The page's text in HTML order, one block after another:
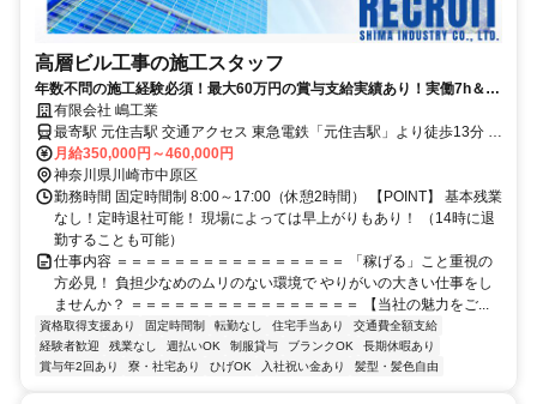
高層ビル工事の施工スタッフ
年数不問の施工経験必須！最大60万円の賞与支給実績あり！実働7h＆残
業なし｜社宅3万円・賞与年2回<br>
有限会社 嶋工業
最寄駅 元住吉駅 交通アクセス 東急電鉄「元住吉駅」より徒歩13分 ※
上記は営業所へのアクセス情報 【実際の現場】 神奈川県内・東京都
内がメインです。 【POINT】 ・転勤なし！腰を据えて働けます！ ・
現場によって直行直帰OK！ 事務所集合で乗り合わせもOK！
月給350,000円～460,000円
神奈川県川崎市中原区
勤務時間 固定時間制 8:00～17:00（休憩2時間） 【POINT】 基本残業
なし！定時退社可能！ 現場によっては早上がりもあり！ （14時に退
勤することも可能）
仕事内容 ＝＝＝＝＝＝＝＝＝＝＝＝＝＝＝＝ 「稼げる」こと重視の
方必見！ 負担少なめのムリのない環境で やりがいの大きい仕事をし
ませんか？ ＝＝＝＝＝＝＝＝＝＝＝＝＝＝＝＝ 【当社の魅力をご...
資格取得支援あり 固定時間制 転勤なし 住宅手当あり
交通費全額支給
経験者歓迎
残業なし 週払いOK 制服貸与 ブランクOK
長期休暇あり
賞与年2回あり
寮・社宅あり ひげOK 入社祝い金あり 髪型・髪色自由